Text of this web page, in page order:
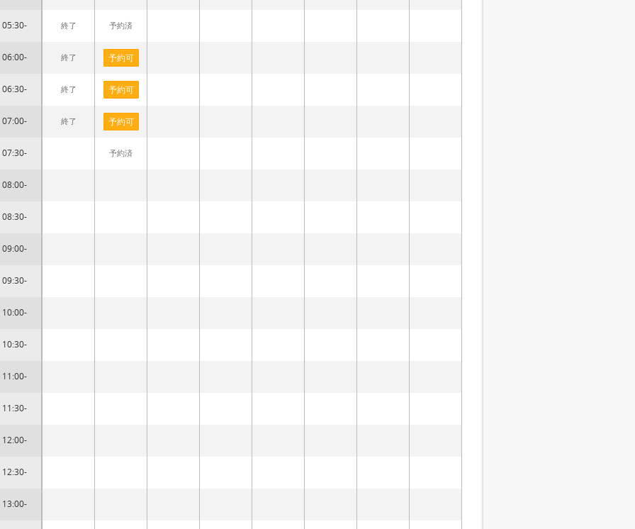
05:30-
06:00-
06:30-
07:00-
07:30-
08:00-
08:30-
09:00-
09:30-
10:00-
10:30-
11:00-
11:30-
12:00-
12:30-
13:00-
終了
終了
終了
終了
予約済
予約可
予約可
予約可
予約済